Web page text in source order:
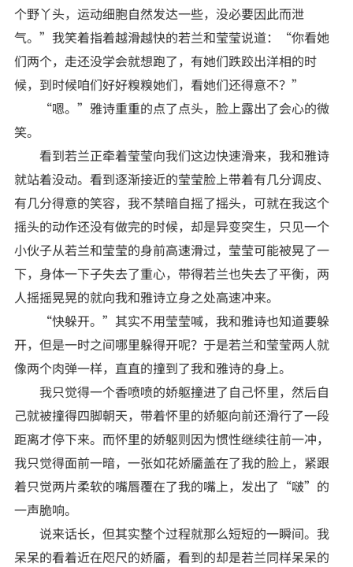
个野丫头，运动细胞自然发达一些，没必要因此而泄
气。”我笑着指着越滑越快的若兰和莹莹说道：“你看她
们两个，走还没学会就想跑了，有她们跌跤出洋相的时
候，到时候咱们好好糗糗她们，看她们还得意不？”
“嗯。”雅诗重重的点了点头，脸上露出了会心的微
笑。
看到若兰正牵着莹莹向我们这边快速滑来，我和雅诗
就站着没动。看到逐渐接近的莹莹脸上带着有几分调皮、
有几分得意的笑容，我不禁暗自摇了摇头，可就在我这个
摇头的动作还没有做完的时候，却是异变突生，只见一个
小伙子从若兰和莹莹的身前高速滑过，莹莹可能被晃了一
下，身体一下子失去了重心，带得若兰也失去了平衡，两
人摇摇晃晃的就向我和雅诗立身之处高速冲来。
“快躲开。”其实不用莹莹喊，我和雅诗也知道要躲
开，但是一时之间哪里躲得开呢？于是若兰和莹莹两人就
像两个肉弹一样，直直的撞到了我和雅诗的身上。
我只觉得一个香喷喷的娇躯撞进了自己怀里，然后自
己就被撞得四脚朝天，带着怀里的娇躯向前还滑行了一段
距离才停下来。而怀里的娇躯则因为惯性继续往前一冲，
我只觉得面前一暗，一张如花娇靥盖在了我的脸上，紧跟
着只觉两片柔软的嘴唇覆在了我的嘴上，发出了“啵”的
一声脆响。
说来话长，但其实整个过程就那么短短的一瞬间。我
呆呆的看着近在咫尺的娇靥，看到的却是若兰同样呆呆的